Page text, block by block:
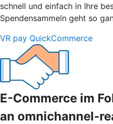
schnell und einfach in Ihre
Spendensammeln geht so
VR pay QuickCommerce
E-Commerce im
an omnichannel-